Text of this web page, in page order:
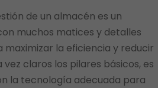
de un almacén es un
muchos matices y detalles
la eficiencia y reducir
vez claros los pilares básicos, es
la tecnología adecuada para